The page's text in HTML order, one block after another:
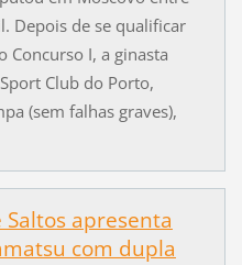
Depois de se qualificar
Concurso I, a ginasta
Club do Porto,
(sem falhas graves),
apresenta
com dupla